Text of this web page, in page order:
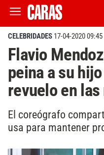
CELEBRIDADES 17-04-2020 09:45
Flavio
peina a su
revuelo en
El coreógrafo
usa para mantener